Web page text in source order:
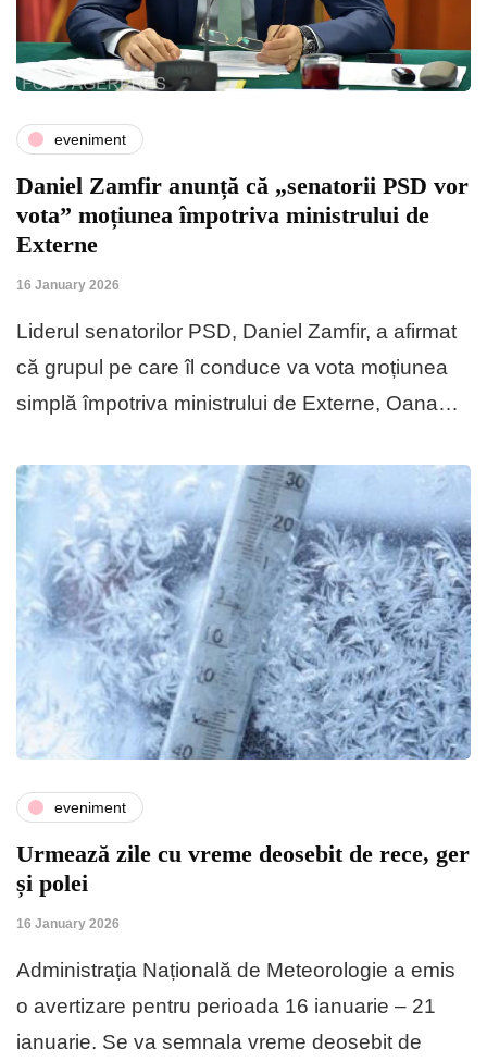
eveniment
Daniel Zamfir anunță că „senatorii PSD vor
vota” moțiunea împotriva ministrului de
Externe
16 January 2026
Liderul senatorilor PSD, Daniel Zamfir, a afirmat
că grupul pe care îl conduce va vota moțiunea
simplă împotriva ministrului de Externe, Oana…
eveniment
Urmează zile cu vreme deosebit de rece, ger
și polei
16 January 2026
Administrația Națională de Meteorologie a emis
o avertizare pentru perioada 16 ianuarie – 21
ianuarie. Se va semnala vreme deosebit de